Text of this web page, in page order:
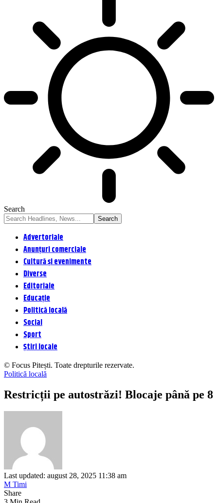
Search
Advertoriale
Anunțuri comerciale
Cultură și evenimente
Diverse
Editoriale
Educație
Politică locală
Social
Sport
Știri locale
© Focus Pitești. Toate drepturile rezervate.
Politică locală
Restricții pe autostrăzi! Blocaje până pe 8
Last updated: august 28, 2025 11:38 am
M Timi
Share